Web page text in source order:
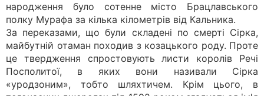
народження було сотенне місто Брацлавського
полку Мурафа за кілька кілометрів від Кальника.
За переказами, що були складені по смерті Сірка,
майбутній отаман походив з козацького роду. Проте
це твердження спростовують листи королів Речі
Посполитої, в яких вони називали Сірка
«уродзоним», тобто шляхтичем. Крім цього, в